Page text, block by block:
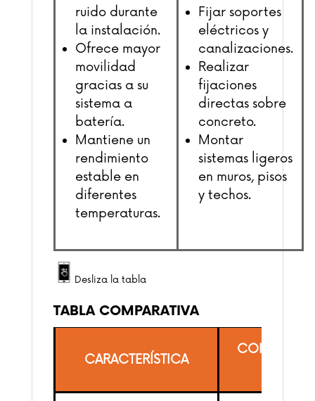
ruido durante
la instalación.
Ofrece mayor
movilidad
gracias a su
sistema a
batería.
Mantiene un
rendimiento
estable en
diferentes
temperaturas.
Fijar soportes
eléctricos y
canalizaciones.
Realizar
fijaciones
directas sobre
concreto.
Montar
sistemas ligeros
en muros, pisos
y techos.
Desliza la tabla
TABLA COMPARATIVA
CARACTERÍSTICA
CON